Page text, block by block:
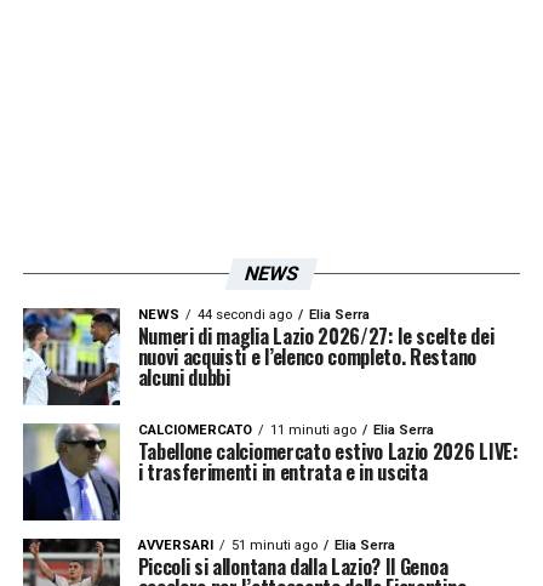
NEWS
NEWS 44 secondi ago Elia Serra
Numeri di maglia Lazio 2026/27: le scelte dei
nuovi acquisti e l’elenco completo. Restano
alcuni dubbi
CALCIOMERCATO 11 minuti ago Elia Serra
Tabellone calciomercato estivo Lazio 2026 LIVE:
i trasferimenti in entrata e in uscita
AVVERSARI 51 minuti ago Elia Serra
Piccoli si allontana dalla Lazio? Il Genoa